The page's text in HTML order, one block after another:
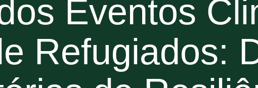
Eventos
Refugiados: